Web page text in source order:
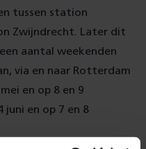
tussen station
Zwijndrecht. Later dit
aantal weekenden
via en naar Rotterdam
en op 8 en 9
juni en op 7 en 8